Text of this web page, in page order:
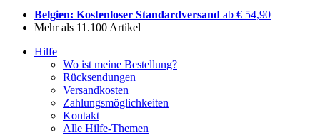
Belgien: Kostenloser Standardversand ab € 54,90
Mehr als 11.100 Artikel
Hilfe
Wo ist meine Bestellung?
Rücksendungen
Versandkosten
Zahlungsmöglichkeiten
Kontakt
Alle Hilfe-Themen